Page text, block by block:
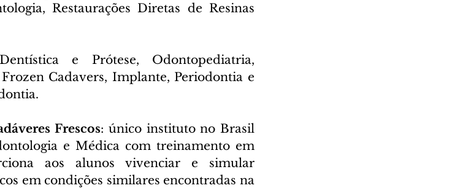
Restaurações Diretas de Resinas
e Prótese, Odontopediatria,
Cadavers, Implante, Periodontia e
Frescos: único instituto no Brasil
e Médica com treinamento em
aos alunos vivenciar e simular
em condições similares encontradas na